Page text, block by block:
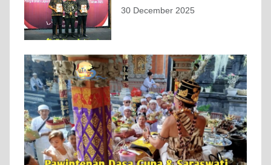
30 December 2025